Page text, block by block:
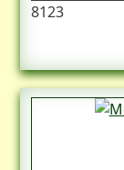
8123